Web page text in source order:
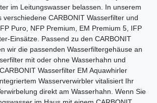
im Leitungswasser belassen. In unserem
verschiedene CARBONIT Wasserfilter und
Puro, NFP Premium, EM Premium 5, IFP
Einsätze. Passend zu den CARBONIT
wir die passenden Wasserfiltergehäuse an
mit oder ohne Wasserhahn und
Wasserfilter EM Aquawhirler
Wasserverwirbler vitalisiert Ihr
direkt am Wasserhahn. Wenn Sie